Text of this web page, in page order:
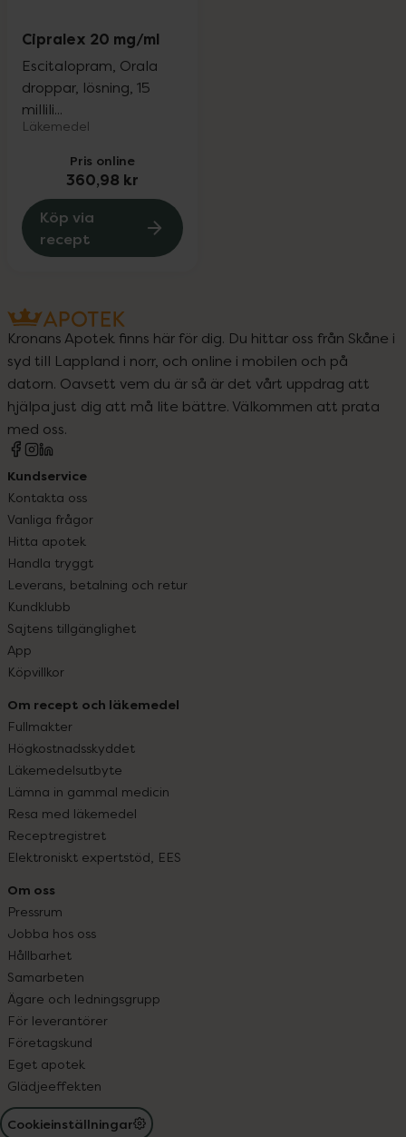
Cipralex 20 mg/ml
Escitalopram, Orala
droppar, lösning, 15
millili...
Läkemedel
Pris online
360,98 kr
Köp via
recept
Kronans Apotek finns här för dig. Du hittar oss från Skåne i
syd till Lappland i norr, och online i mobilen och på
datorn. Oavsett vem du är så är det vårt uppdrag att
hjälpa just dig att må lite bättre. Välkommen att prata
med oss.
Kundservice
Kontakta oss
Vanliga frågor
Hitta apotek
Handla tryggt
Leverans, betalning och retur
Kundklubb
Sajtens tillgänglighet
App
Köpvillkor
Om recept och läkemedel
Fullmakter
Högkostnadsskyddet
Läkemedelsutbyte
Lämna in gammal medicin
Resa med läkemedel
Receptregistret
Elektroniskt expertstöd, EES
Om oss
Pressrum
Jobba hos oss
Hållbarhet
Samarbeten
Ägare och ledningsgrupp
För leverantörer
Företagskund
Eget apotek
Glädjeeffekten
Cookieinställningar